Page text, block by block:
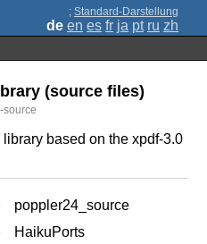
; Standard-Darstellung
de en es fr ja pt ru zh
(source files)
source
based on the xpdf-3.0
poppler24_source
HaikuPorts